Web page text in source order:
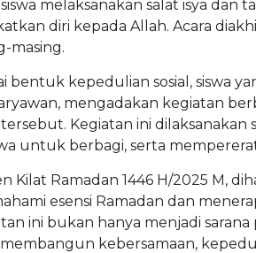
melaksanakan salat isya dan
diri kepada Allah. Acara
masing.
bentuk kepedulian sosial, siswa
mengadakan kegiatan
Kegiatan ini
untuk berbagi, serta
Kilat Ramadan 1446 H/2025 M,
esensi Ramadan dan
ini bukan hanya menjadi
kebersamaan,